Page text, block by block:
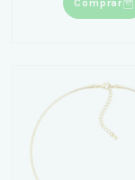
Comprar